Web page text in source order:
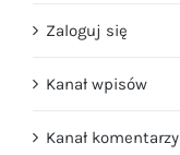
Zaloguj się
Kanał wpisów
Kanał komentarzy